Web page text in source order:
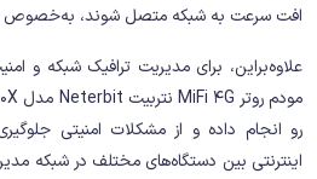
افت سرعت به شبکه متصل شوند، به‌خصوص
رو انجام داده و از مشکلات امنیتی
اینترنتی بین دستگاه‌های مختلف در شبکه